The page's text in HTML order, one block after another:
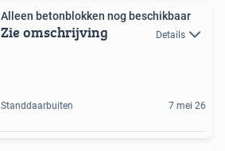
Alleen betonblokken nog beschikbaar
Zie omschrijving Details
Standdaarbuiten 7 mei 26